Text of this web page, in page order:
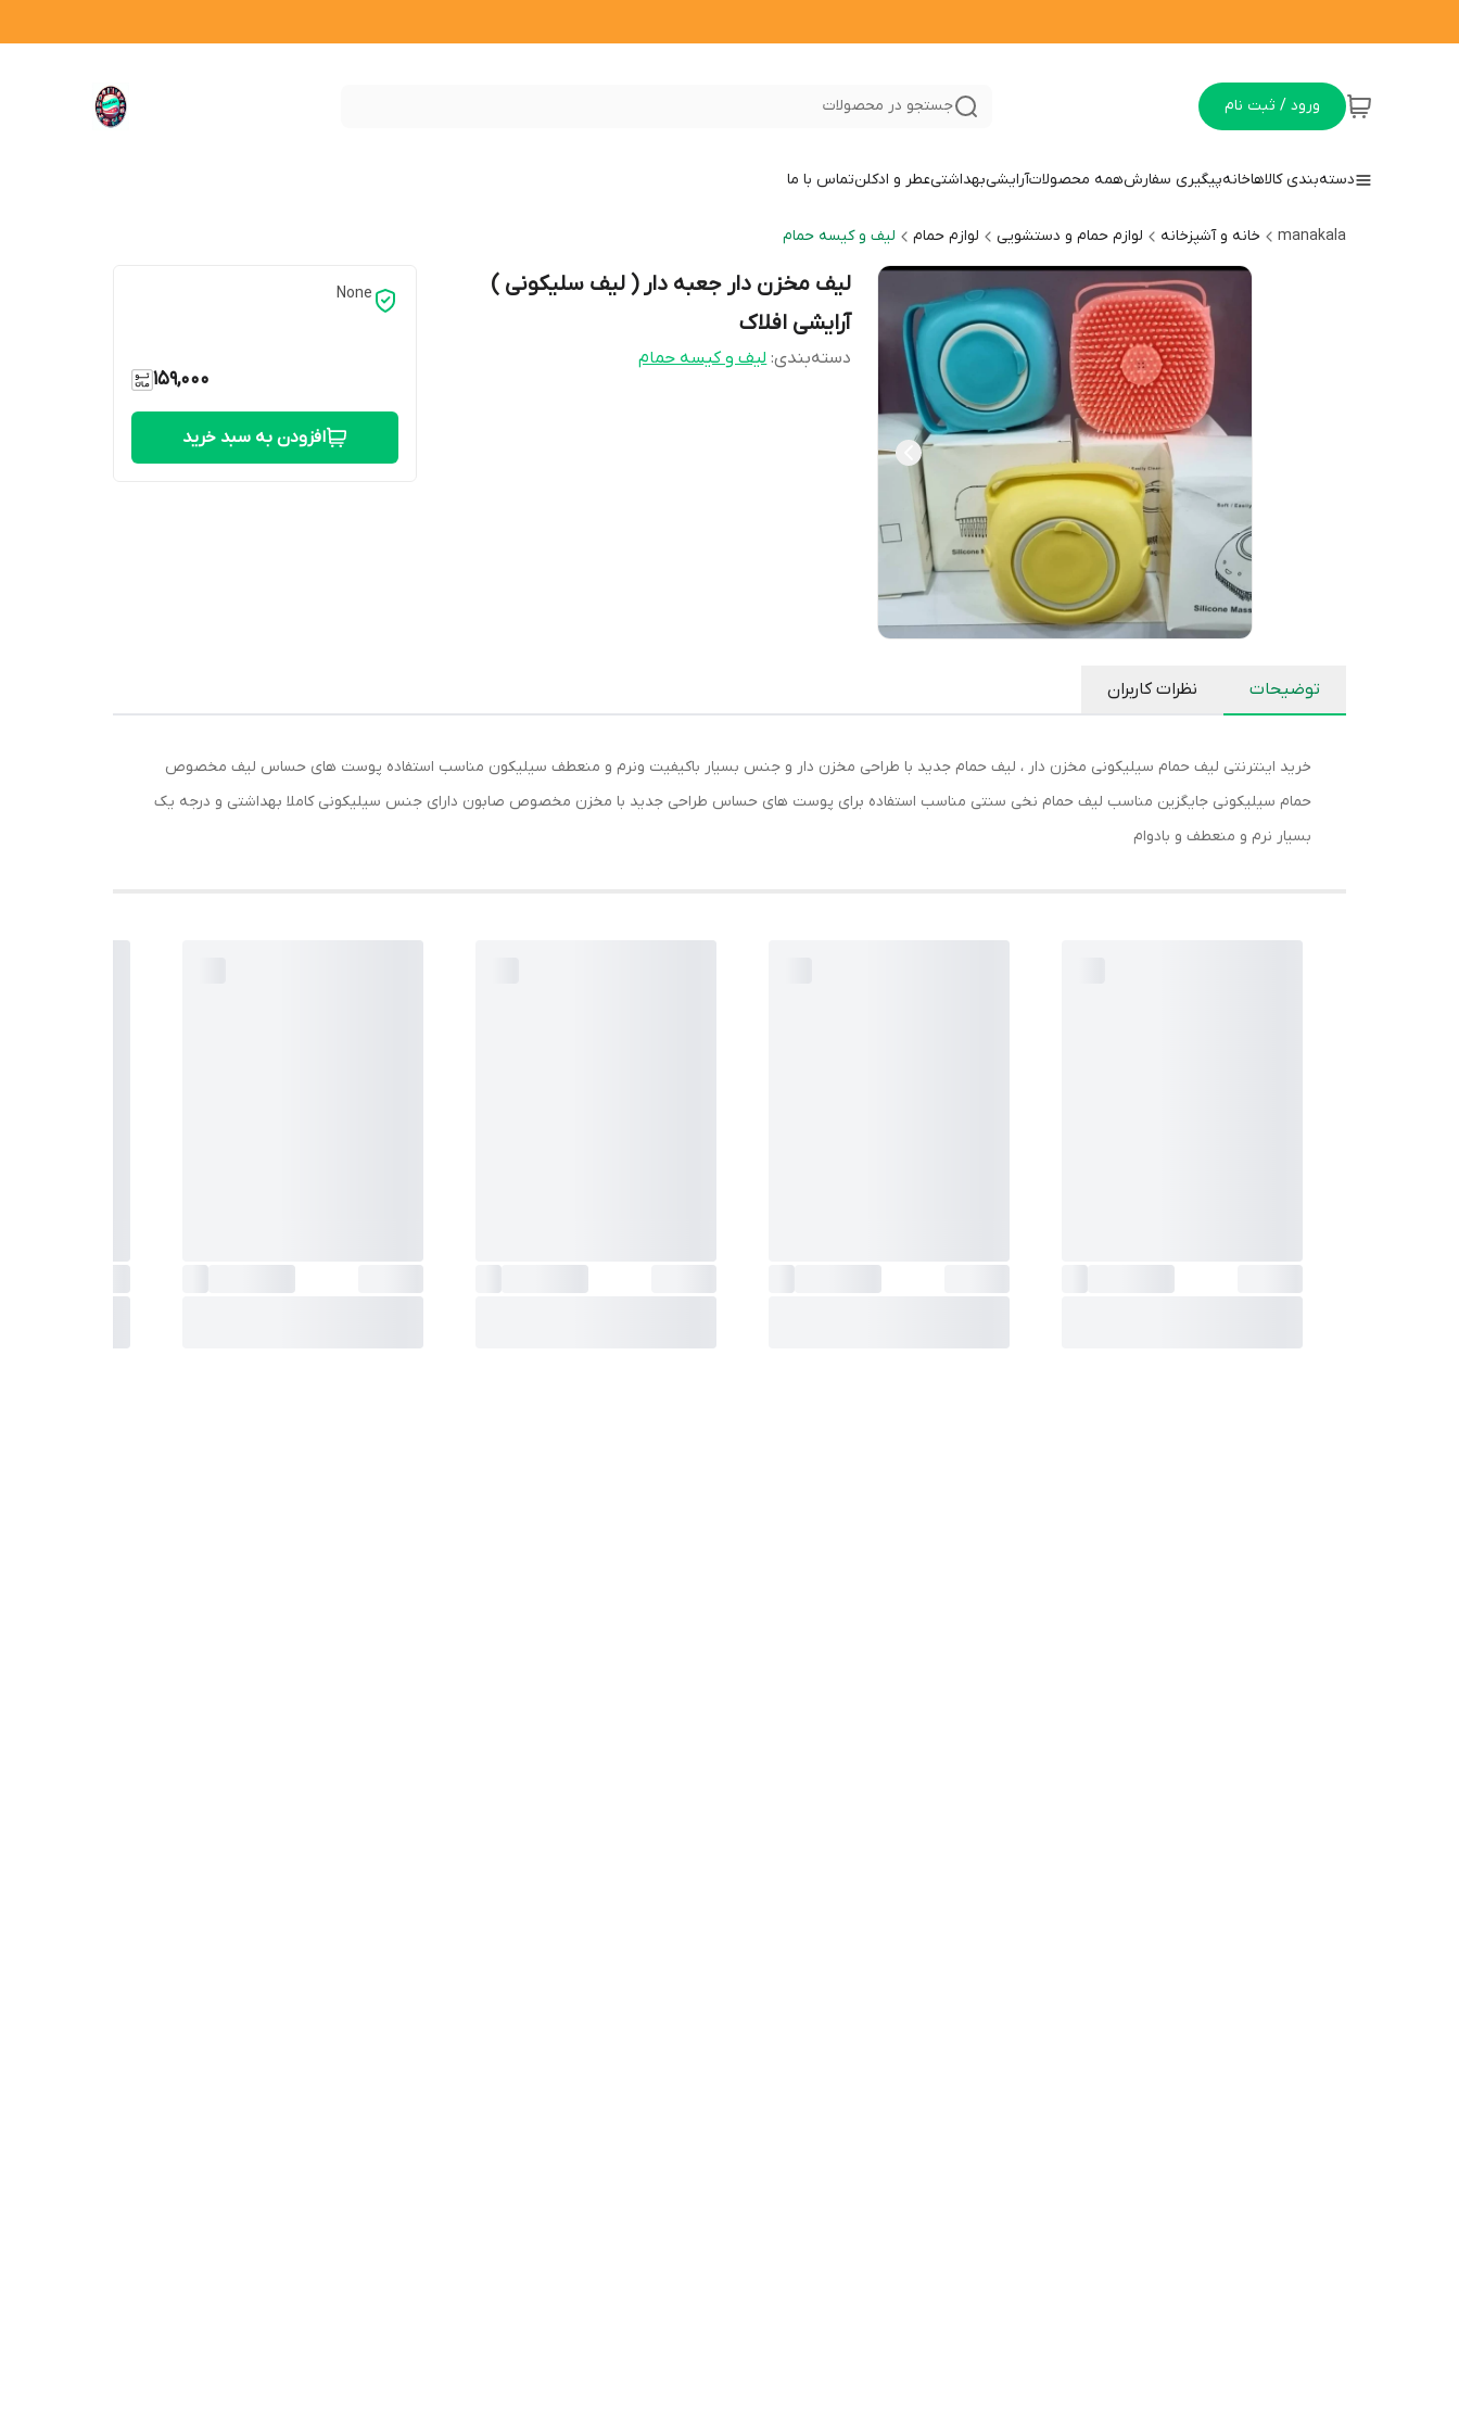
ورود / ثبت نام جستجو در محصولات
دسته‌بندی کالاهاخانهپیگیری سفارشهمه محصولاتآرایشیبهداشتیعطر و ادکلنتماس با ما
manakala خانه و آشپزخانه لوازم حمام و دستشویی لوازم حمام لیف و کیسه حمام
لیف مخزن دار جعبه دار ( لیف سلیکونی )
آرایشی افلاک
دسته‌بندی:لیف و کیسه حمام
None
159,000
افزودن به سبد خرید
توضیحات نظرات کاربران
خرید اینترنتی لیف حمام سیلیکونی مخزن دار ، لیف حمام جدید با طراحی مخزن دار و جنس بسیار باکیفیت ونرم و منعطف سیلیکون مناسب استفاده پوست های حساس لیف مخصوص
حمام سیلیکونی جایگزین مناسب لیف حمام نخی سنتی مناسب استفاده برای پوست های حساس طراحی جدید با مخزن مخصوص صابون دارای جنس سیلیکونی کاملا بهداشتی و درجه یک
بسیار نرم و منعطف و بادوام